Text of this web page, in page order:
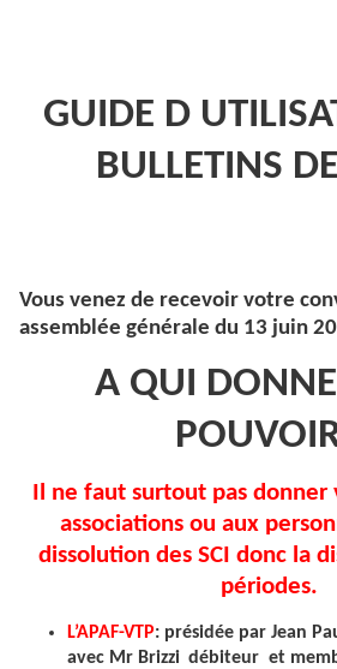
GUIDE D
BULLETINS
Vous venez de recevoir votre
assemblée générale du 13 juin
A QUI
Il ne faut surtout pas donner
associations ou aux
dissolution des SCI donc la
périodes.
L’APAF-VTP: présidée par Jean
avec Mr Brizzi débiteur et